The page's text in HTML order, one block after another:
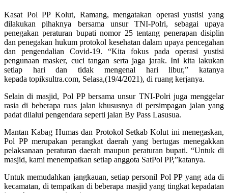
Kasat Pol PP Kolut, Ramang, mengatakan operasi yustisi yang
dilakukan pihaknya bersama unsur TNI-Polri, sebagai upaya
penegakan peraturan bupati nomor 25 tentang penerapan disiplin
dan penegakan hukum protokol kesehatan dalam upaya pencegahan
dan pengendalian Covid-19. “Kita fokus pada operasi yustisi
pengunaan masker, cuci tangan serta jaga jarak. Ini kita lakukan
setiap hari dan tidak mengenal hari libur,” katanya
kepada topiksultra.com, Selasa,(19/4/2021), di ruang kerjanya.
Selain di masjid, Pol PP bersama unsur TNI-Polri juga menggelar
rasia di beberapa ruas jalan khususnya di persimpagan jalan yang
padat dilalui pengendara seperti jalan By Pass Lasusua.
Mantan Kabag Humas dan Protokol Setkab Kolut ini menegaskan,
Pol PP merupakan perangkat daerah yang bertugas menegakkan
pelaksanaan peraturan daerah maupun peraturan bupati. “Untuk di
masjid, kami menempatkan setiap anggota SatPol PP,”katanya.
Untuk memudahkan jangkauan, setiap personil Pol PP yang ada di
kecamatan, di tempatkan di beberapa masjid yang tingkat kepadatan